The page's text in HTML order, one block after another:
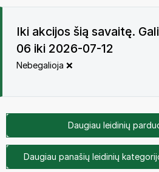
Iki akcijos šią savaitę.
06 iki 2026-07-12
Nebegalioja ❌
Daugiau leidinių
Daugiau panašių leidinių